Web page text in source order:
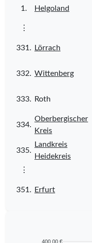
1. Helgoland
⋮
331. Lörrach
332. Wittenberg
333. Roth
334.
Oberbergischer
Kreis
335.
Landkreis
Heidekreis
⋮
351. Erfurt
400,00 €